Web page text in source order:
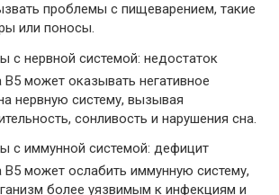
проблемы с пищеварением, такие
или поносы.
с нервной системой: недостаток
B5 может оказывать негативное
нервную систему, вызывая
сонливость и нарушения сна.
с иммунной системой: дефицит
B5 может ослабить иммунную систему,
более уязвимым к инфекциям и